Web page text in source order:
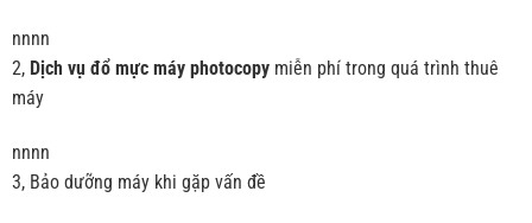
nnnn
2, Dịch vụ đổ mực máy photocopy miễn phí trong quá trình thuê
máy
nnnn
3, Bảo dưỡng máy khi gặp vấn đề